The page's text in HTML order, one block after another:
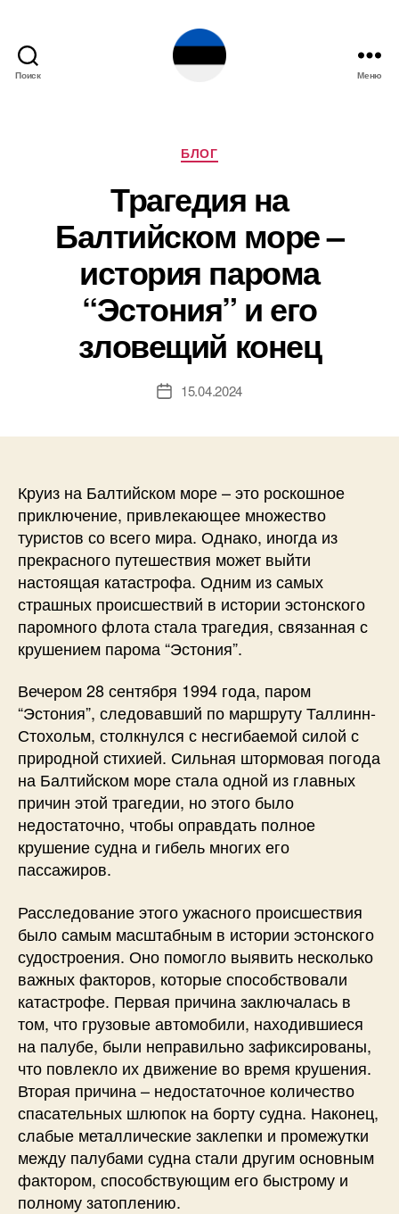
Поиск Меню
Рубрики
БЛОГ
Трагедия на
Балтийском море –
история парома
“Эстония” и его
зловещий конец
Дата15.04.2024
Круиз на Балтийском море – это роскошное
приключение, привлекающее множество
туристов со всего мира. Однако, иногда из
прекрасного путешествия может выйти
настоящая катастрофа. Одним из самых
страшных происшествий в истории эстонского
паромного флота стала трагедия, связанная с
крушением парома “Эстония”.
Вечером 28 сентября 1994 года, паром
“Эстония”, следовавший по маршруту Таллинн-
Стохольм, столкнулся с несгибаемой силой с
природной стихией. Сильная штормовая погода
на Балтийском море стала одной из главных
причин этой трагедии, но этого было
недостаточно, чтобы оправдать полное
крушение судна и гибель многих его
пассажиров.
Расследование этого ужасного происшествия
было самым масштабным в истории эстонского
судостроения. Оно помогло выявить несколько
важных факторов, которые способствовали
катастрофе. Первая причина заключалась в
том, что грузовые автомобили, находившиеся
на палубе, были неправильно зафиксированы,
что повлекло их движение во время крушения.
Вторая причина – недостаточное количество
спасательных шлюпок на борту судна. Наконец,
слабые металлические заклепки и промежутки
между палубами судна стали другим основным
фактором, способствующим его быстрому и
полному затоплению.